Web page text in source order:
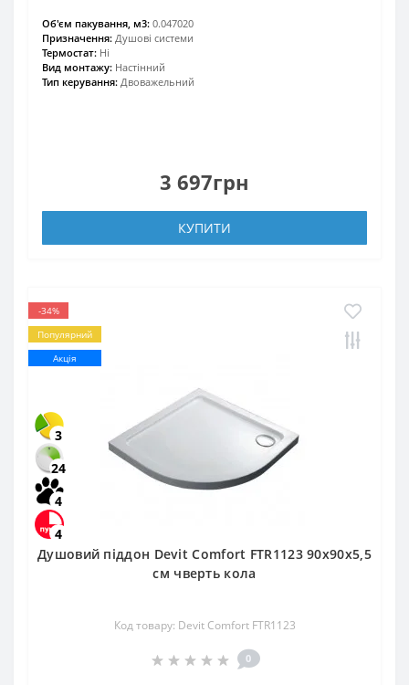
Об'єм пакування, м3: 0.047020
Призначення: Душові системи
Термостат: Ні
Вид монтажу: Настінний
Тип керування: Двоважельний
3 697грн
КУПИТИ
-34%
Популярний
Акція
3
24
4
4
Душовий піддон Devit Comfort FTR1123 90х90х5,5
см чверть кола
Код товару: Devit Comfort FTR1123
0